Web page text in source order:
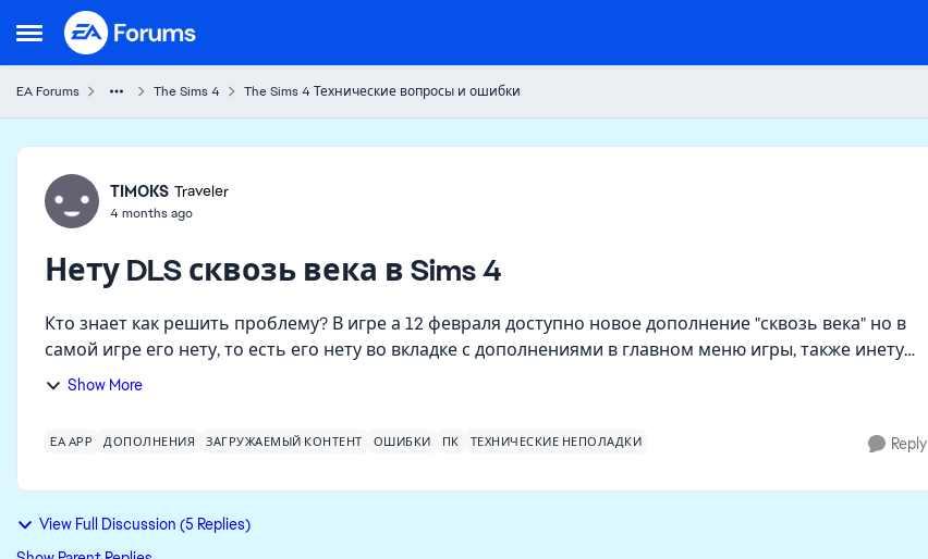
Open Side Menu
Skip to content
EA Forums The Sims 4 The Sims 4 Технические вопросы и ошибки
Forum Discussion
TIMOKS Traveler
4 months ago
Нету DLS сквозь века в Sims 4
Кто знает как решить проблему? В игре а 12 февраля доступно новое дополнение "сквозь века" но в
самой игре его нету, то есть его нету во вкладке с дополнениями в главном меню игры, также инету
мира и...
Show More
EA APP ДОПОЛНЕНИЯ ЗАГРУЖАЕМЫЙ КОНТЕНТ ОШИБКИ ПК ТЕХНИЧЕСКИЕ НЕПОЛАДКИ Reply
View Full Discussion (5 Replies)